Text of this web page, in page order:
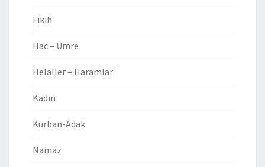
Fıkıh
Hac – Umre
Helaller – Haramlar
Kadın
Kurban-Adak
Namaz